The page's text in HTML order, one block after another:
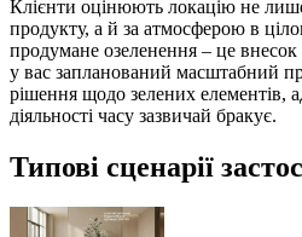
Клієнти оцінюють локацію не
продукту, а й за атмосферою в
продумане озеленення – це
у вас запланований масштабний
рішення щодо зелених елементів,
діяльності часу зазвичай бракує.
Типові сценарії